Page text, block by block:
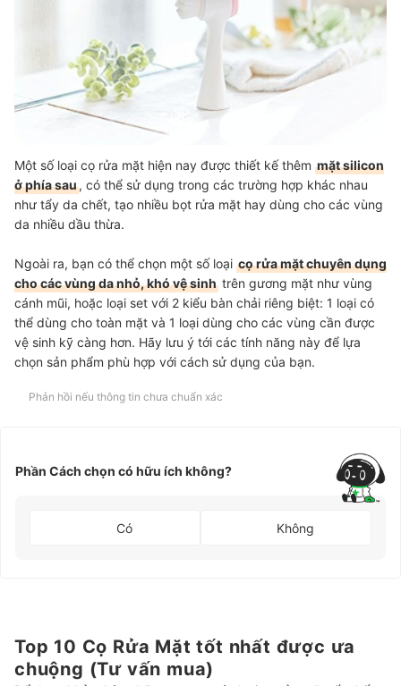
Một số loại cọ rửa mặt hiện nay được thiết kế thêm mặt silicon
ở phía sau, có thể sử dụng trong các trường hợp khác nhau
như tẩy da chết, tạo nhiều bọt rửa mặt hay dùng cho các vùng
da nhiều dầu thừa.
Ngoài ra, bạn có thể chọn một số loại cọ rửa mặt chuyên dụng
cho các vùng da nhỏ, khó vệ sinh trên gương mặt như vùng
cánh mũi, hoặc loại set với 2 kiểu bàn chải riêng biệt: 1 loại có
thể dùng cho toàn mặt và 1 loại dùng cho các vùng cần được
vệ sinh kỹ càng hơn. Hãy lưu ý tới các tính năng này để lựa
chọn sản phẩm phù hợp với cách sử dụng của bạn.
Phản hồi nếu thông tin chưa chuẩn xác
Phần Cách chọn có hữu ích không?
Có Không
Top 10 Cọ Rửa Mặt tốt nhất được ưa
chuộng (Tư vấn mua)